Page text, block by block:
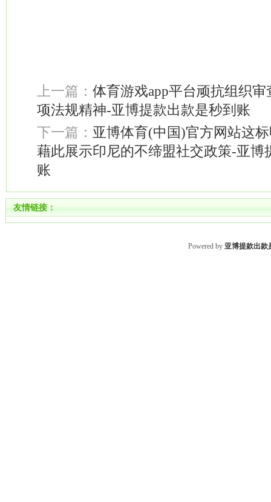
上一篇： 体育游戏app平台顽抗组织
项法规精神-亚博提款出款是秒到账
下一篇： 亚博体育(中国)官方网站这
藉此展示印尼的不缔盟社交政策-亚博
账
友情链接：
Powered by 亚博提款出款